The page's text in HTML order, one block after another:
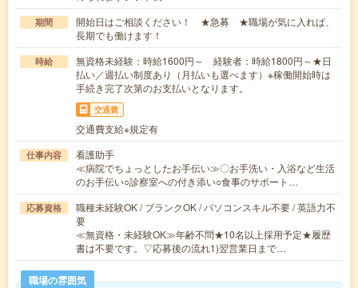
期間
開始日はご相談ください！ ★急募 ★職場が気に入れば、
長期でも働けます！
時給
無資格未経験：時給1600円～ 経験者：時給1800円～★日
払い／週払い制度あり（月払いも選べます）※稼働開始時は
手続き完了次第のお支払いとなります。
交通費
交通費支給※規定有
仕事内容
看護助手
≪病院でちょっとしたお手伝い≫〇お手洗い・入浴など生活
のお手伝い○診察室への付き添い○食事のサポート…
応募資格
職種未経験OK / ブランクOK / パソコンスキル不要 / 英語力不
要
≪無資格・未経験OK≫年齢不問★10名以上採用予定★履歴
書は不要です。▽応募後の流れ1)翌営業日まで…
職場の雰囲気